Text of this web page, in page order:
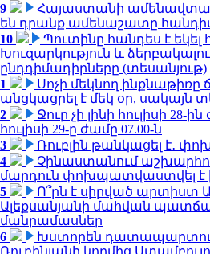
9
Հայաստանի
են դրանք ամենաշատը
10
Պուտինը հանդես է
Խուզարկություն և
ընդդիմադիրները (տեսանյութ)
1
Սոչի մեկնող
անցկացրել է մեկ օր, սակայն
2
Ջուր չի լինի հուլիսի 28-
հուլիսի 29-ը ժամը 07.00-ն
3
Ռուբլին թանկացել է․
4
Չինաստանում
մարդուն փոխպատվաստվել է
5
Ո՞րն է սիրված արտիստ
Ալեքսանյանի մահվան
մանրամասներ
6
Խստորեն
Ռուբինյանի կողմից